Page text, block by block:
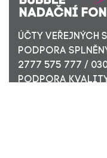
ÚČTY VEŘEJNÝCH
PODPORA
2777 575 777 /
PODPORA